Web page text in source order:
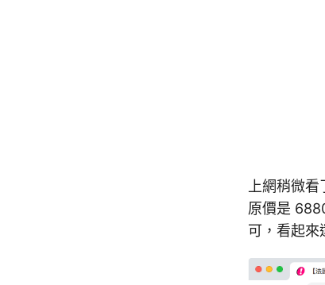
上網稍微看
原價是
可，看起來